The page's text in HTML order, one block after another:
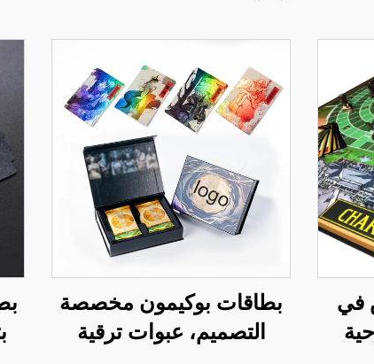
في
بطاقات بوكيمون مخصصة
التصميم، عبوات ترقية